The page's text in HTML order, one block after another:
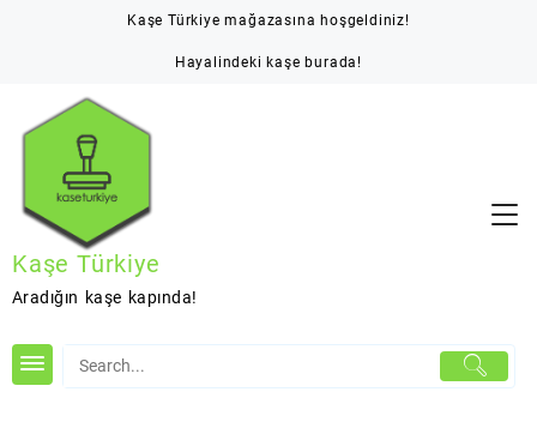
Kaşe Türkiye mağazasına hoşgeldiniz!
Hayalindeki kaşe burada!
Kaşe Türkiye
Aradığın kaşe kapında!